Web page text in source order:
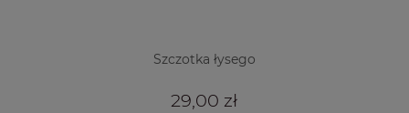
Szczotka łysego
29,00 zł